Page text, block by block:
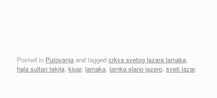
Posted in Putovanja and tagged crkva svetog lazara larnaka,
hala sultan tekija, kipar, larnaka, larnka slano jezero, sveti lazar.